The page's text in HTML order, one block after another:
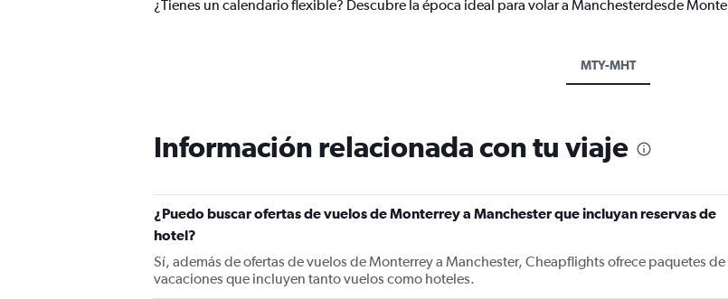
¿Tienes un calendario flexible? Descubre la época ideal para volar a Manchesterdesde
MTY-MHT
Información relacionada con tu viaje
¿Puedo buscar ofertas de vuelos de Monterrey a Manchester que incluyan reservas de
hotel?
Sí, además de ofertas de vuelos de Monterrey a Manchester, Cheapflights ofrece paquetes de
vacaciones que incluyen tanto vuelos como hoteles.